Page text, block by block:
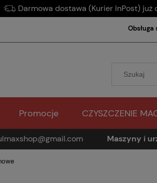
Darmowa dostawa (Kurier InPost) już
Obsługa
Promocje CZYSZCZENIE
Maszyny i